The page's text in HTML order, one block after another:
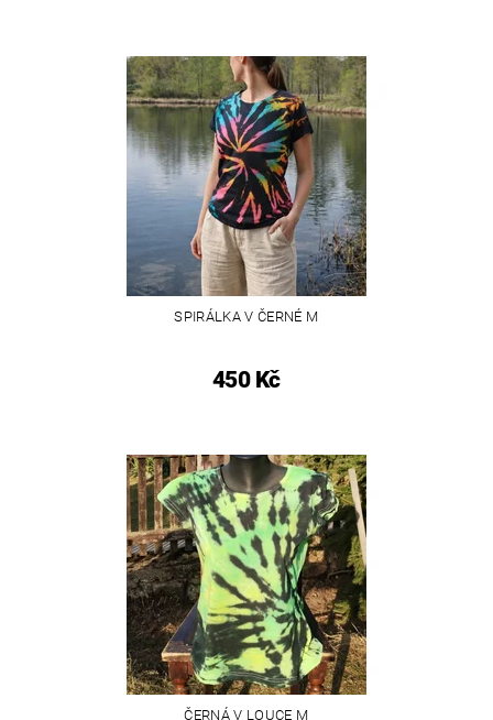
SPIRÁLKA V ČERNÉ M
450 Kč
ČERNÁ V LOUCE M